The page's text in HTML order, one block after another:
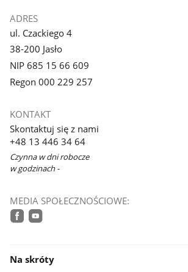
ADRES
ul. Czackiego 4
38-200 Jasło
NIP 685 15 66 609
Regon 000 229 257
KONTAKT
Skontaktuj się z nami
+48 13 446 34 64
Czynna w dni robocze
w godzinach -
MEDIA SPOŁECZNOŚCIOWE:
Na skróty